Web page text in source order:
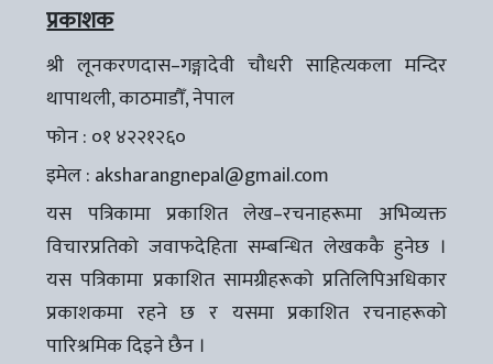
प्रकाशक
श्री लूनकरणदास–गङ्गादेवी चौधरी साहित्यकला मन्दिर
थापाथली, काठमाडौँ, नेपाल
फोन : ०१ ४२२१२६०
इमेल : aksharangnepal@gmail.com
यस पत्रिकामा प्रकाशित लेख–रचनाहरूमा अभिव्यक्त
विचारप्रतिको जवाफदेहिता सम्बन्धित लेखककै हुनेछ ।
यस पत्रिकामा प्रकाशित सामग्रीहरूको प्रतिलिपिअधिकार
प्रकाशकमा रहने छ र यसमा प्रकाशित रचनाहरूको
पारिश्रमिक दिइने छैन ।